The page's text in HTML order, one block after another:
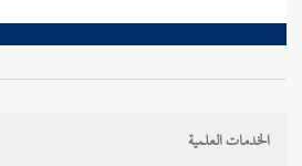
الخدمات العلمية